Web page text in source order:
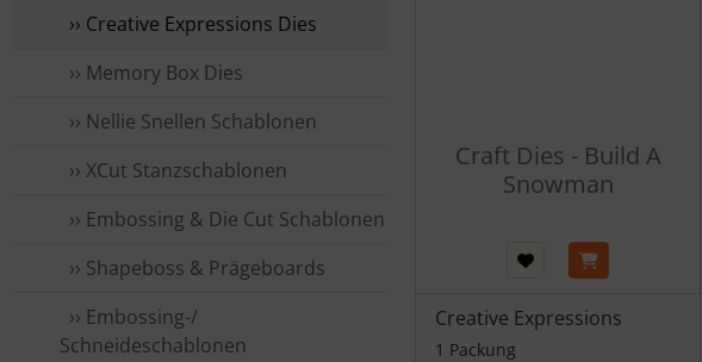
›› Creative Expressions Dies
›› Memory Box Dies
›› Nellie Snellen Schablonen
›› XCut Stanzschablonen
›› Embossing & Die Cut Schablonen
›› Shapeboss & Prägeboards
›› Embossing-/
Schneideschablonen
Craft Dies - Build A
Snowman
Creative Expressions
1 Packung